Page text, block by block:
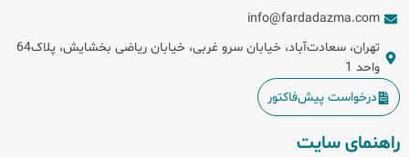
info@fardadazma.com
تهران، سعادت‌آباد، خیابان سرو غربی، خیابان ریاضی بخشایش، پلاک64
واحد 1
راهنمای سایت
درخواست پیش‌فاکتور